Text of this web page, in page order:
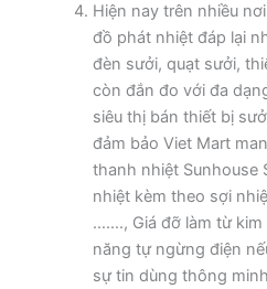
Hiện nay trên nhiều
đồ phát nhiệt đáp lại
đèn sưởi, quạt sưởi,
còn đắn đo với đa
siêu thị bán thiết bị
đảm bảo Viet Mart
thanh nhiệt Sunhouse
nhiệt kèm theo sợi
……., Giá đỡ làm từ
năng tự ngừng điện
sự tin dùng thông